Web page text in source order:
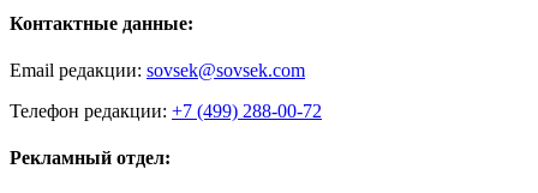
Контактные данные:
Email редакции: sovsek@sovsek.com
Телефон редакции: +7 (499) 288-00-72
Рекламный отдел: